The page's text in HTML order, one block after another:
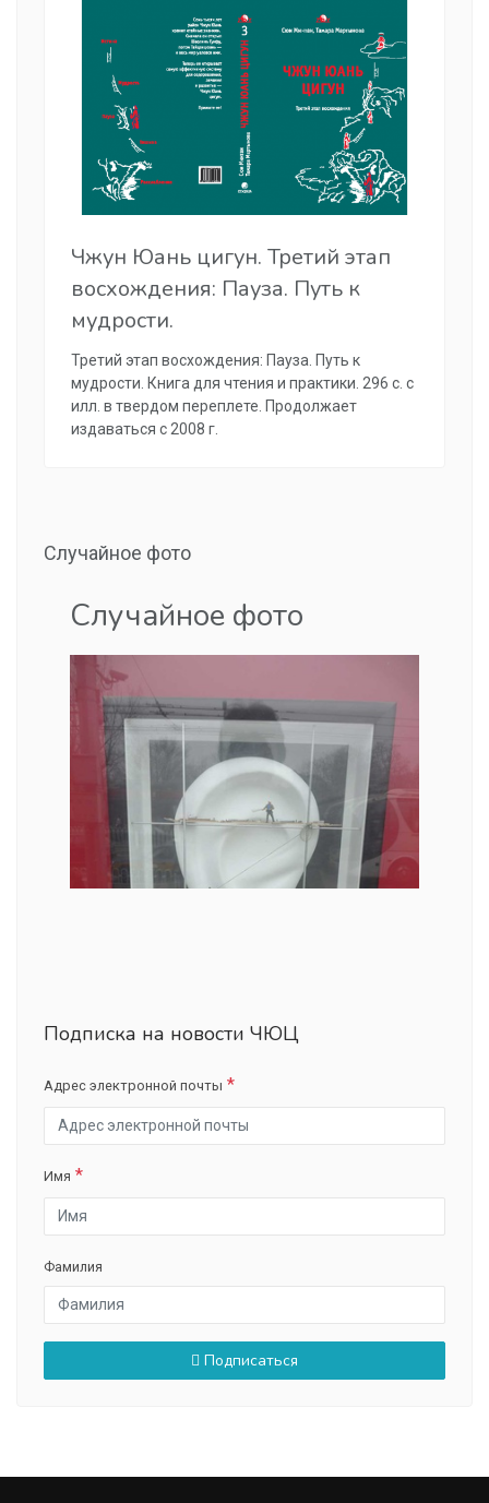
Чжун Юань цигун. Третий этап
восхождения: Пауза. Путь к
мудрости.
Третий этап восхождения: Пауза. Путь к
мудрости. Книга для чтения и практики. 296 с. с
илл. в твердом переплете. Продолжает
издаваться с 2008 г.
Случайное фото
Случайное фото
Подписка на новости ЧЮЦ
Адрес электронной почты
Имя
Фамилия
Подписаться